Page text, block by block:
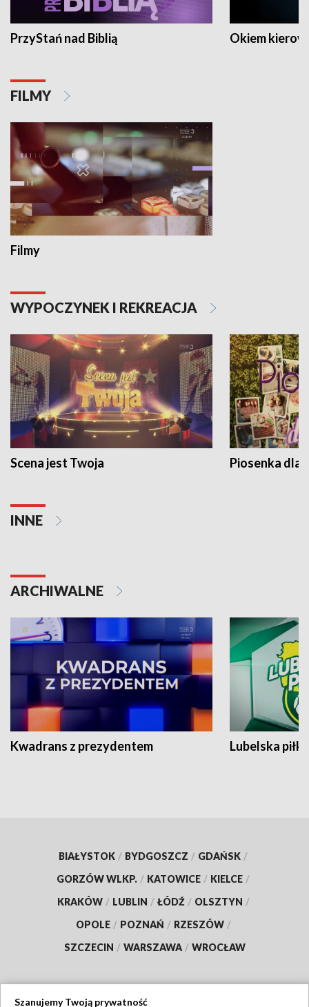
PrzyStań nad Biblią Okiem
FILMY
Filmy
WYPOCZYNEK I REKREACJA
Scena jest Twoja Piosenka dla
INNE
ARCHIWALNE
Kwadrans z prezydentem Lubelska piłka
BIAŁYSTOK / BYDGOSZCZ / GDAŃSK /
GORZÓW WLKP. / KATOWICE / KIELCE /
KRAKÓW / LUBLIN / ŁÓDŹ / OLSZTYN /
OPOLE / POZNAŃ / RZESZÓW /
SZCZECIN / WARSZAWA / WROCŁAW
Szanujemy Twoją prywatność